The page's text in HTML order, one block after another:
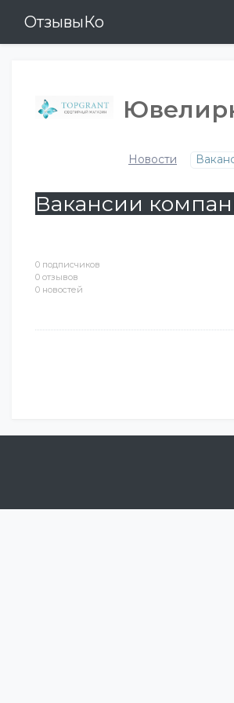
ОтзывыКо
0 подписчиков
0 отзывов
0 новостей
Новости
Вакансии